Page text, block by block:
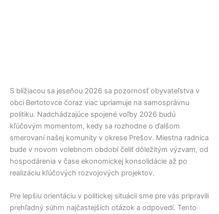
S blížiacou sa jeseňou 2026 sa pozornosť obyvateľstva v
obci Bertotovce čoraz viac upriamuje na samosprávnu
politiku. Nadchádzajúce spojené voľby 2026 budú
kľúčovým momentom, kedy sa rozhodne o ďalšom
smerovaní našej komunity v okrese Prešov. Miestna radnica
bude v novom volebnom období čeliť dôležitým výzvam, od
hospodárenia v čase ekonomickej konsolidácie až po
realizáciu kľúčových rozvojových projektov.
Pre lepšiu orientáciu v politickej situácii sme pre vás pripravili
prehľadný súhrn najčastejších otázok a odpovedí. Tento